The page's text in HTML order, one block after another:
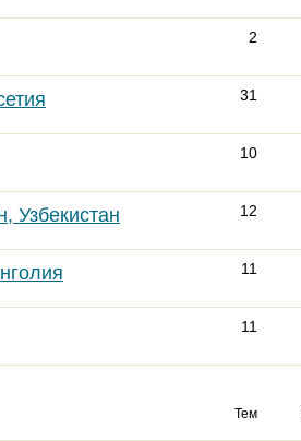
2
31
10
Узбекистан 12
11
11
Тем